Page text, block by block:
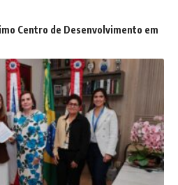
Centro de Desenvolvimento em